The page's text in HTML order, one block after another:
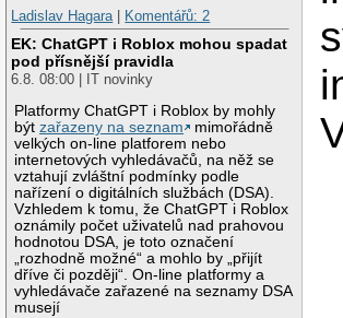
Ladislav Hagara
Komentářů: 2
EK: ChatGPT i Roblox mohou spadat
pod přísnější pravidla
6.8. 08:00 | IT novinky
Platformy ChatGPT i Roblox by mohly
býtzařazeny na seznam
mimořádně
velkých on-line platforem nebo
internetových vyhledávačů, na něž se
vztahují zvláštní podmínky podle
nařízení o digitálních službách (DSA).
Vzhledem k tomu, že ChatGPT i Roblox
oznámily počet uživatelů nad prahovou
hodnotou DSA, je toto označení
„rozhodně možné“ a mohlo by „přijít
dříve či později“. On-line platformy a
vyhledávače zařazené na seznamy DSA
musejí